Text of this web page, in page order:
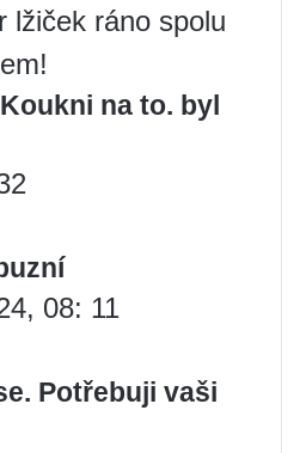
lžiček ráno spolu
na to. byl
08: 11
Potřebuji vaši